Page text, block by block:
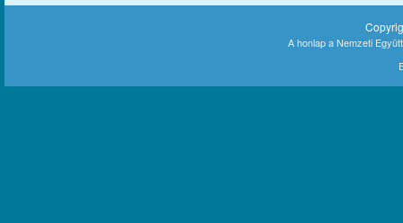
A honlap a Nemzeti